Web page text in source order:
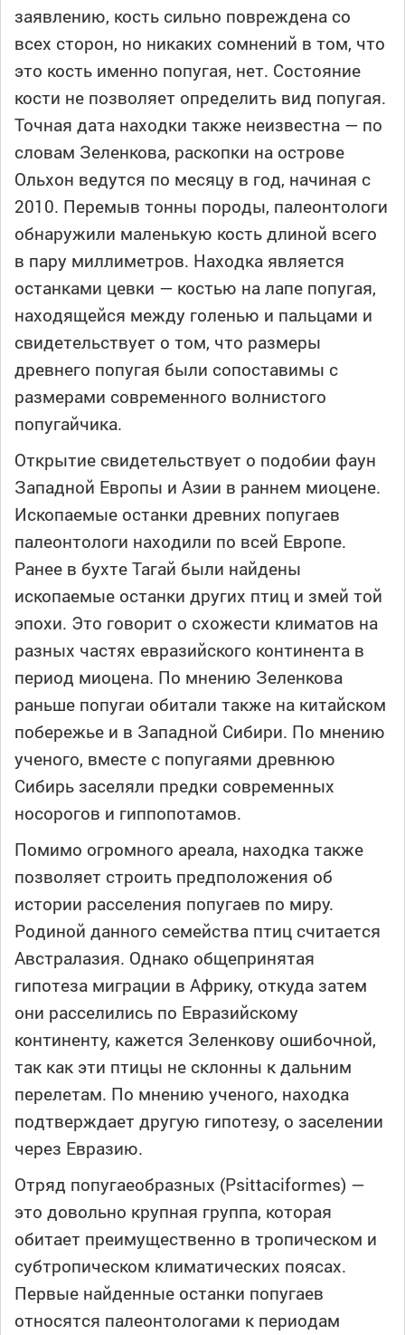
заявлению, кость сильно повреждена со
всех сторон, но никаких сомнений в том, что
это кость именно попугая, нет. Состояние
кости не позволяет определить вид попугая.
Точная дата находки также неизвестна — по
словам Зеленкова, раскопки на острове
Ольхон ведутся по месяцу в год, начиная с
2010. Перемыв тонны породы, палеонтологи
обнаружили маленькую кость длиной всего
в пару миллиметров. Находка является
останками цевки — костью на лапе попугая,
находящейся между голенью и пальцами и
свидетельствует о том, что размеры
древнего попугая были сопоставимы с
размерами современного волнистого
попугайчика.
Открытие свидетельствует о подобии фаун
Западной Европы и Азии в раннем миоцене.
Ископаемые останки древних попугаев
палеонтологи находили по всей Европе.
Ранее в бухте Тагай были найдены
ископаемые останки других птиц и змей той
эпохи. Это говорит о схожести климатов на
разных частях евразийского континента в
период миоцена. По мнению Зеленкова
раньше попугаи обитали также на китайском
побережье и в Западной Сибири. По мнению
ученого, вместе с попугаями древнюю
Сибирь заселяли предки современных
носорогов и гиппопотамов.
Помимо огромного ареала, находка также
позволяет строить предположения об
истории расселения попугаев по миру.
Родиной данного семейства птиц считается
Австралазия. Однако общепринятая
гипотеза миграции в Африку, откуда затем
они расселились по Евразийскому
континенту, кажется Зеленкову ошибочной,
так как эти птицы не склонны к дальним
перелетам. По мнению ученого, находка
подтверждает другую гипотезу, о заселении
через Евразию.
Отряд попугаеобразных (Psittaciformes) —
это довольно крупная группа, которая
обитает преимущественно в тропическом и
субтропическом климатических поясах.
Первые найденные останки попугаев
относятся палеонтологами к периодам